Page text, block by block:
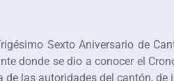
Sexto Aniversario de
donde se dio a conocer el
de las autoridades del cantón,